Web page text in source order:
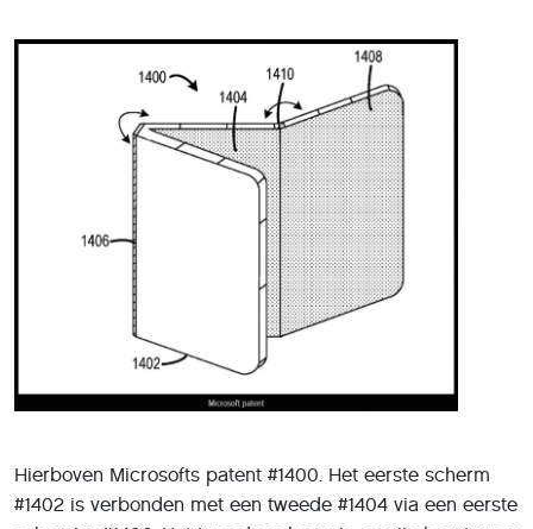
Hierboven Microsofts patent #1400. Het eerste scherm
#1402 is verbonden met een tweede #1404 via een eerste